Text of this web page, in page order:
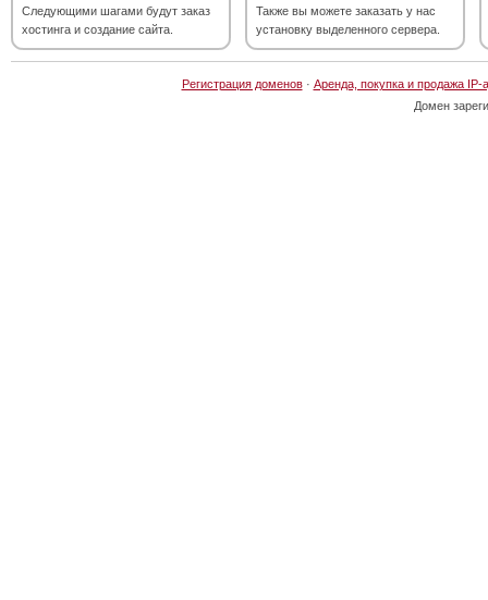
Следующими шагами будут заказ
хостинга и создание сайта.
Также вы можете заказать у нас
установку выделенного сервера.
Регистрация доменов· Аренда, покупка и продажа IP-
Домен